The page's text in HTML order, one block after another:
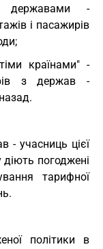
державами -
і пасажирів
країнами" -
з держав -
- учасниць цієї
погоджені
тарифної
політики в